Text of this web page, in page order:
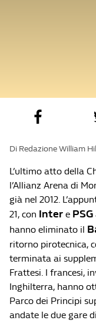
Di Redazione William
L’ultimo atto della
l’Allianz Arena di
già nel 2012.
21, con Inter e PSG
hanno eliminato il
ritorno pirotecnica,
terminata ai
Frattesi. I francesi,
Inghilterra, hanno
Parco dei Principi
andate le due gare